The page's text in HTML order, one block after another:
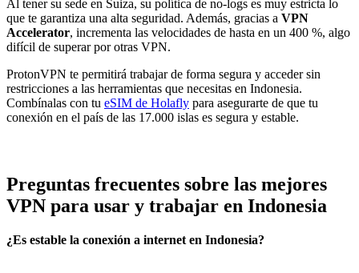
Al tener su sede en Suiza, su política de no-logs es muy estricta lo
que te garantiza una alta seguridad. Además, gracias a VPN
Accelerator, incrementa las velocidades de hasta en un 400 %, algo
difícil de superar por otras VPN.
ProtonVPN te permitirá trabajar de forma segura y acceder sin
restricciones a las herramientas que necesitas en Indonesia.
Combínalas con tu eSIM de Holafly para asegurarte de que tu
conexión en el país de las 17.000 islas es segura y estable.
Preguntas frecuentes sobre las mejores
VPN para usar y trabajar en Indonesia
¿Es estable la conexión a internet en Indonesia?